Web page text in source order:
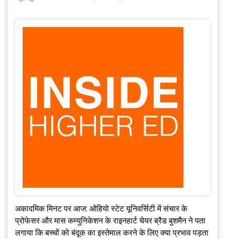
अकादमिक मिनट पर आज: ओहियो स्टेट यूनिवर्सिटी में संचार के
प्रोफेसर और मास कम्युनिकेशन के राइनहार्ट चेयर ब्रैड बुशमैन ने पता
लगाया कि बच्चों को बंदूक का इस्तेमाल करने के लिए क्या प्रभाव पड़ता